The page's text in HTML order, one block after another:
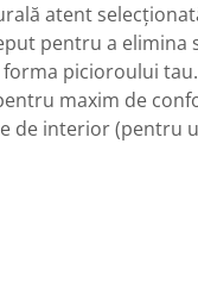
atent
pentru a
picioroului tau.
maxim de
de interior (pentru